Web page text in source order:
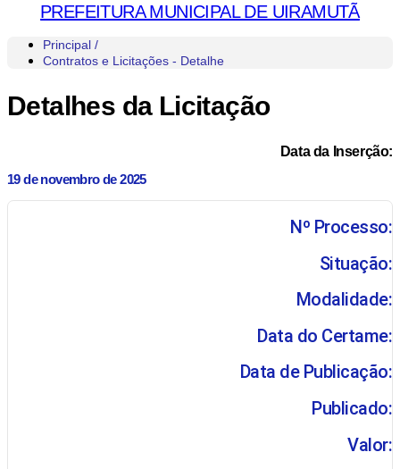
PREFEITURA MUNICIPAL DE UIRAMUTÃ
Principal /
Contratos e Licitações - Detalhe
Detalhes da Licitação
Data da Inserção:
19 de novembro de 2025
Nº Processo:
Situação:
Modalidade:
Data do Certame:
Data de Publicação:
Publicado:
Valor: